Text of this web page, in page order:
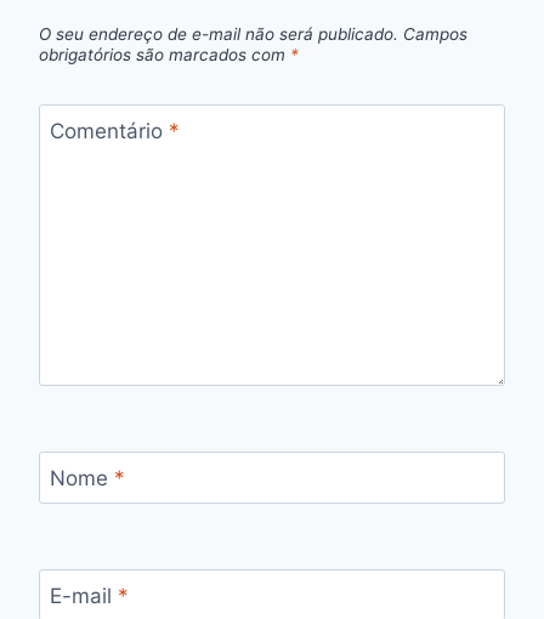
O seu endereço de e-mail não será publicado. Campos
obrigatórios são marcados com *
Comentário *
Nome *
E-mail *